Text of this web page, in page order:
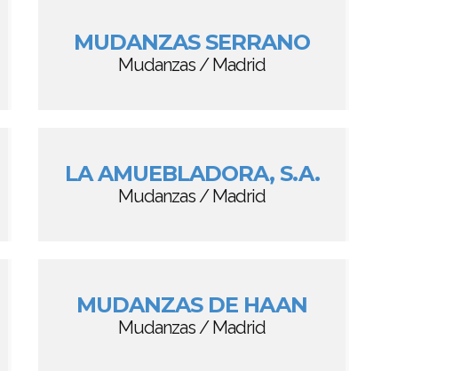
MUDANZAS SERRANO
Mudanzas / Madrid
LA AMUEBLADORA, S.A.
Mudanzas / Madrid
MUDANZAS DE HAAN
Mudanzas / Madrid